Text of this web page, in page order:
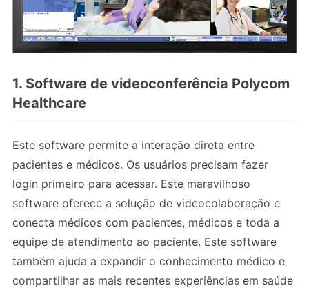
1. Software de videoconferência Polycom
Healthcare
Este software permite a interação direta entre
pacientes e médicos. Os usuários precisam fazer
login primeiro para acessar. Este maravilhoso
software oferece a solução de videocolaboração e
conecta médicos com pacientes, médicos e toda a
equipe de atendimento ao paciente. Este software
também ajuda a expandir o conhecimento médico e
compartilhar as mais recentes experiências em saúde